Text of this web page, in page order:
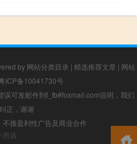
by 网站分类目录 | 精选推荐文章 | 网站
ICP备10041730号
可发邮件到f_fb#foxmail.com说明，我们
正，谢谢
接盈利性广告及商业合作
男孩